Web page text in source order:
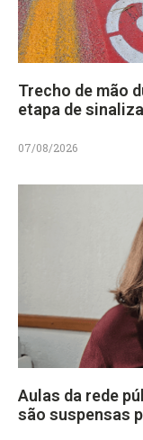
Trecho de mão
etapa de
07/08/2026
Aulas da rede
são suspensas